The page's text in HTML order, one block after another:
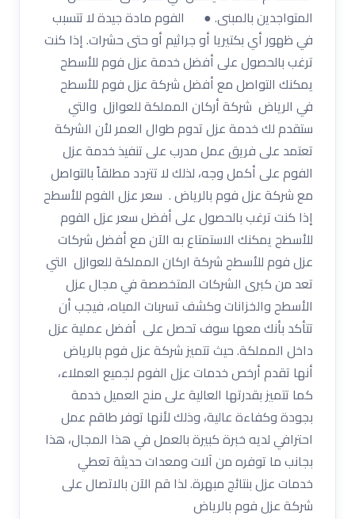
المتواجدين بالمبنى. ● الفوم مادة جيدة لا تتسبب
في ظهور أي بكتيريا أو جراثيم أو حتى حشرات. إذا كنت
ترغب بالحصول على أفضل خدمة عزل فوم للأسطح
يمكنك التواصل مع أفضل شركة عزل فوم للأسطح
في الرياض شركة أركان المملكة للعوازل والتي
ستقدم لك خدمة عزل تدوم طوال العمر لأن الشركة
تعتمد على فريق عمل مدرب على تنفيذ خدمة عزل
الفوم على أكمل وجه، لذلك لا تتردد مطلقاً بالتواصل
مع شركة عزل فوم بالرياض . سعر عزل الفوم للأسطح
إذا كنت ترغب بالحصول على أفضل سعر عزل الفوم
للأسطح يمكنك الاستمتاع به الآن مع أفضل شركات
عزل فوم للأسطح شركة اركان المملكة للعوازل التي
تعد من كبرى الشركات المتخصصة في مجال عزل
الأسطح والخزانات وكشف تسربات المياه، فيجب أن
تتأكد بأنك معها سوف تحصل على أفضل عملية عزل
داخل المملكة. حيث تتميز شركة عزل فوم بالرياض
أنها تقدم أرخص خدمات عزل الفوم لجميع العملاء،
كما تتميز بقدرتها العالية على منح العميل خدمة
بجودة وكفاءة عالية، وذلك لأنها توفر طاقم عمل
احترافي لديه خبرة كبيرة بالعمل في هذا المجال، هذا
بجانب ما توفره من آلات ومعدات حديثة تعطي
خدمات عزل بنتائج مبهرة. لذا قم الآن بالاتصال على
شركة عزل فوم بالرياض